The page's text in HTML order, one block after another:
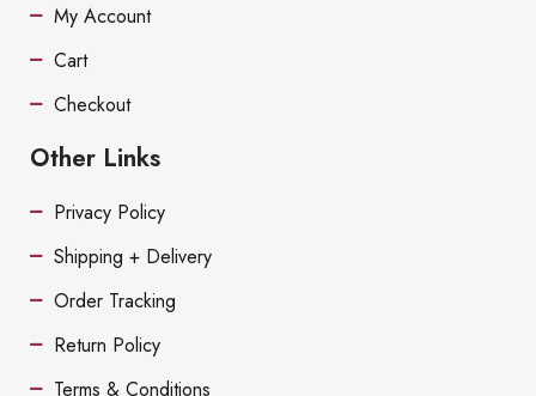
My Account
Cart
Checkout
Other Links
Privacy Policy
Shipping + Delivery
Order Tracking
Return Policy
Terms & Conditions